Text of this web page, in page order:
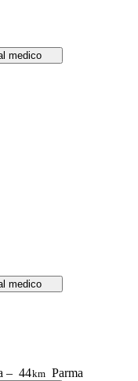
medico
medico
– 44km Parma